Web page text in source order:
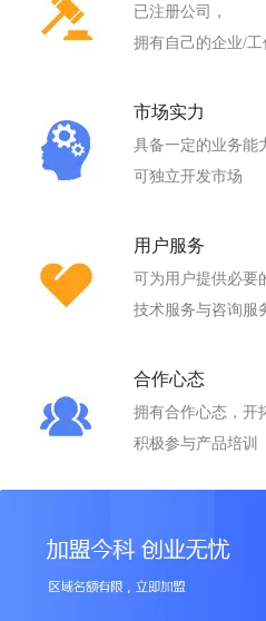
已注册公司，
拥有自己的企业/工
市场实力
具备一定的业务能
可独立开发市场
用户服务
可为用户提供必要
技术服务与咨询服
合作心态
拥有合作心态，开
积极参与产品培训